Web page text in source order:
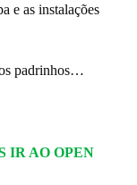
e as instalações
padrinhos…
IR AO OPEN